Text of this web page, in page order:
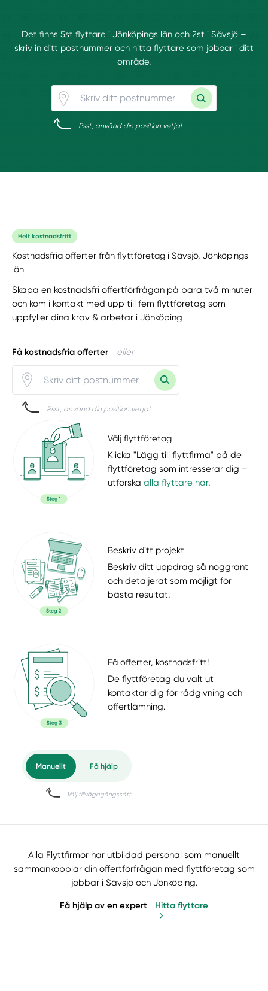
Det finns 5st flyttare i Jönköpings län och 2st i Sävsjö –
skriv in ditt postnummer och hitta flyttare som jobbar i ditt
område.
Psst, använd din position vetja!
Helt kostnadsfritt
Kostnadsfria offerter från flyttföretag i Sävsjö, Jönköpings
län
Skapa en kostnadsfri offertförfrågan på bara två minuter
och kom i kontakt med upp till fem flyttföretag som
uppfyller dina krav & arbetar i Jönköping
Få kostnadsfria offerter eller
Psst, använd din position vetja!
Välj flyttföretag
Klicka "Lägg till flyttfirma" på de
flyttföretag som intresserar dig –
utforskaalla flyttare här.
Beskriv ditt projekt
Beskriv ditt uppdrag så noggrant
och detaljerat som möjligt för
bästa resultat.
Få offerter, kostnadsfritt!
De flyttföretag du valt ut
kontaktar dig för rådgivning och
offertlämning.
Alla Flyttfirmor har utbildad personal som manuellt
sammankopplar din offertförfrågan med flyttföretag som
jobbar i Sävsjö och Jönköping.
Få hjälp av en expert Hitta flyttare